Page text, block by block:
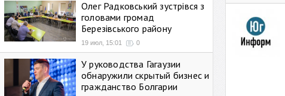
Олег Радковський зустрівся з
головами громад
Березівського району
19 июл, 15:01 0
У руководства Гагаузии
обнаружили скрытый бизнес и
гражданство Болгарии